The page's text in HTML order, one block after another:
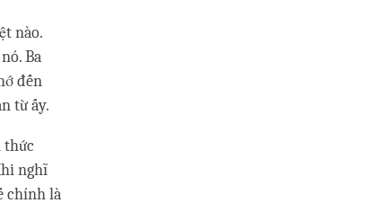
nào.
Ba
đến
từ ấy.
thức
nghĩ
chính là